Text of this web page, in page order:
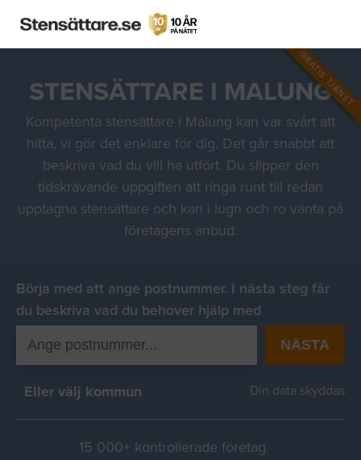
GRATIS TJÄNST
STENSÄTTARE I MALUNG
Kompetenta stensättare i Malung kan var svårt att
hitta, vi gör det enklare för dig. Det går snabbt att
beskriva vad du vill ha utfört. Du slipper den
tidskrävande uppgiften att ringa runt till redan
upptagna stensättare och kan i lugn och ro vänta på
företagens anbud.
Börja med att ange postnummer. I nästa steg får
du beskriva vad du behover hjälp med
NÄSTA
Eller välj kommun Din data skyddas
15 000+ kontrollerade företag